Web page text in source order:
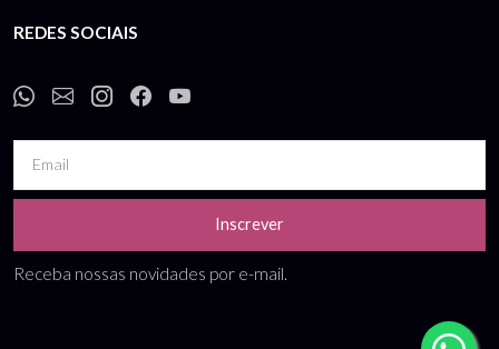
REDES SOCIAIS
Inscrever
Receba nossas novidades por e-mail.